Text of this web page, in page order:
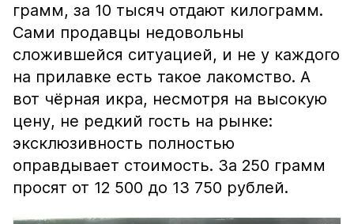
грамм, за 10 тысяч отдают килограмм.
Сами продавцы недовольны
сложившейся ситуацией, и не у каждого
на прилавке есть такое лакомство. А
вот чёрная икра, несмотря на высокую
цену, не редкий гость на рынке:
эксклюзивность полностью
оправдывает стоимость. За 250 грамм
просят от 12 500 до 13 750 рублей.